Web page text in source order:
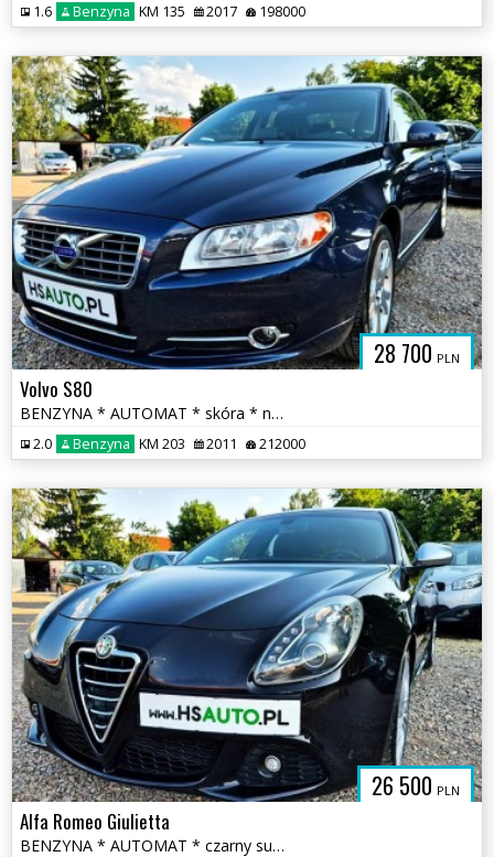
1.6 Benzyna KM 135 2017 198000
28 700 PLN
Volvo S80
BENZYNA * AUTOMAT * skóra * nawigacja * super * OKAZJA * polecamy
2.0 Benzyna KM 203 2011 212000
26 500 PLN
Alfa Romeo Giulietta
BENZYNA * AUTOMAT * czarny sufit * łopatki F1 * super * OKAZJA